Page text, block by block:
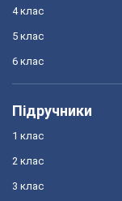
4 клас
5 клас
6 клас
Підручники
1 клас
2 клас
3 клас